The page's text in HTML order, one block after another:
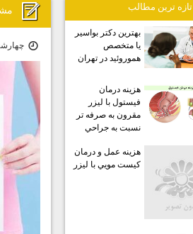
چهارشنبه ۱۵ دی
تازه ترين مطالب
بهترين دكتر بواسير
يا متخصص
هموروئيد در تهران
هزينه درمان
فيستول با ليزر
مقرون به صرفه تر
نسبت به جراحي
هزينه عمل و درمان
كيست مويي با ليزر